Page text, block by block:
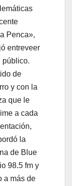
Penca»,
entreveer
público.
de
y con la
que le
a cada
la
de Blue
98.5 fm y
a más de